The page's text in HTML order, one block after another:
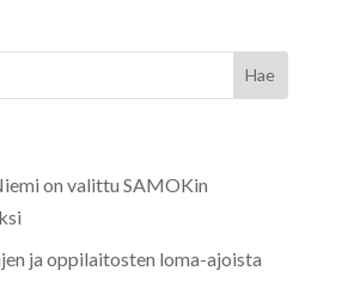
on valittu SAMOKin
ja oppilaitosten loma-ajoista